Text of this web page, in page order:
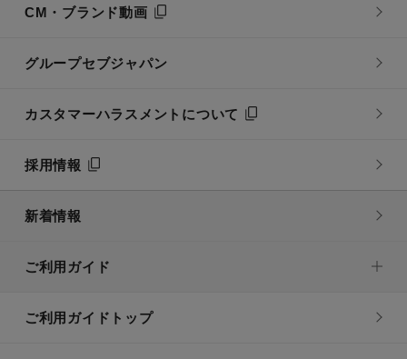
CM・ブランド動画
グループセブジャパン
カスタマーハラスメントについて
採用情報
新着情報
ご利用ガイド
ご利用ガイドトップ